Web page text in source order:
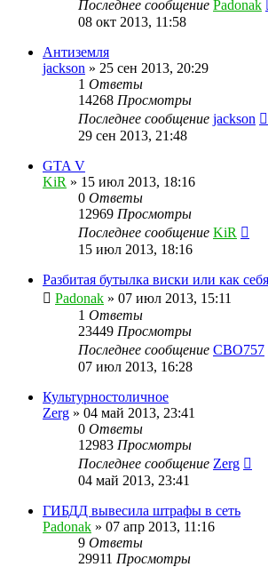
Последнее сообщение Padonak
08 окт 2013, 11:58
Антиземля
jackson » 25 сен 2013, 20:29
1 Ответы
14268 Просмотры
Последнее сообщение jackson
29 сен 2013, 21:48
GTA V
KiR » 15 июл 2013, 18:16
0 Ответы
12969 Просмотры
Последнее сообщение KiR
15 июл 2013, 18:16
Разбитая бутылка виски или как
Padonak » 07 июл 2013, 15:11
1 Ответы
23449 Просмотры
Последнее сообщение CBO757
07 июл 2013, 16:28
Культурностоличное
Zerg » 04 май 2013, 23:41
0 Ответы
12983 Просмотры
Последнее сообщение Zerg
04 май 2013, 23:41
ГИБДД вывесила штрафы в сеть
Padonak » 07 апр 2013, 11:16
9 Ответы
29911 Просмотры